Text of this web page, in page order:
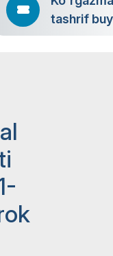
tashrif